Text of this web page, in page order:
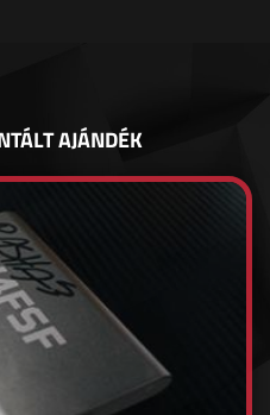
AJÁNDÉK